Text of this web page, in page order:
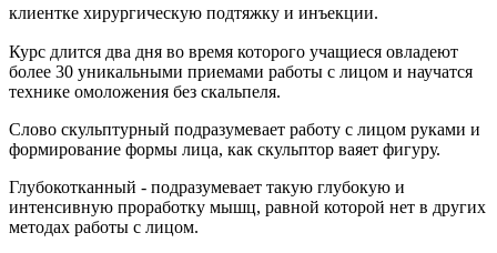
клиентке хирургическую подтяжку и инъекции.
Курс длится два дня во время которого учащиеся овладеют
более 30 уникальными приемами работы с лицом и научатся
технике омоложения без скальпеля.
Слово скульптурный подразумевает работу с лицом руками и
формирование формы лица, как скульптор ваяет фигуру.
Глубокотканный - подразумевает такую глубокую и
интенсивную проработку мышц, равной которой нет в других
методах работы с лицом.